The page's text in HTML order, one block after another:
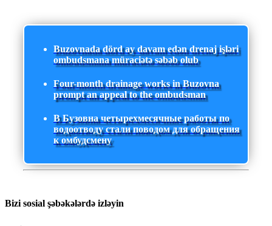
Buzovnada dörd ay davam edən drenaj işləri
ombudsmana müraciətə səbəb olub
Four-month drainage works in Buzovna
prompt an appeal to the ombudsman
В Бузовна четырехмесячные работы по
водоотводу стали поводом для обращения
к омбудсмену
Bizi sosial şəbəkələrdə izləyin